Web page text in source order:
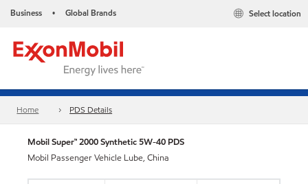
Business • Global Brands Select location
Home PDS Details
Mobil Super™ 2000 Synthetic 5W-40 PDS
Mobil Passenger Vehicle Lube, China